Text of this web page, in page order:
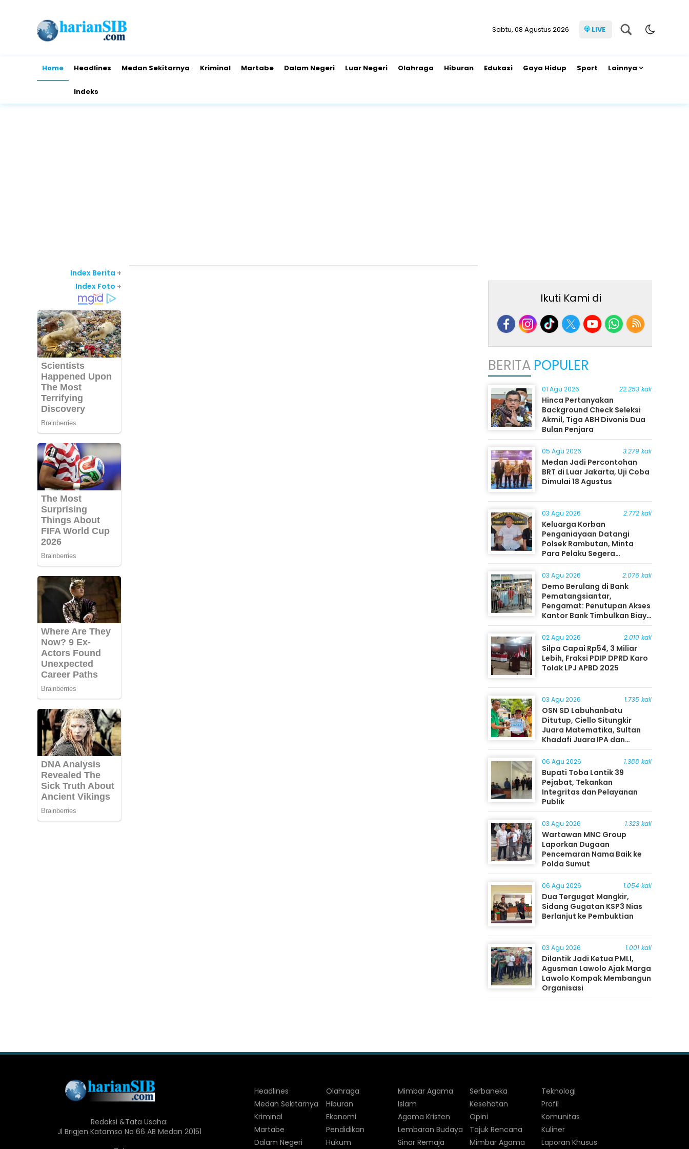
Sabtu, 08 Agustus 2026 LIVE
Home Headlines Medan Sekitarnya Kriminal Martabe Dalam Negeri Luar Negeri Olahraga Hiburan Edukasi Gaya Hidup Sport Lainnya
Indeks
Index Berita +
Index Foto +
Ikuti Kami di
BERITA POPULER
01 Agu 2026 22.253 kali
Hinca Pertanyakan
Background Check Seleksi
Akmil, Tiga ABH Divonis Dua
Bulan Penjara
05 Agu 2026 3.279 kali
Medan Jadi Percontohan
BRT di Luar Jakarta, Uji Coba
Dimulai 18 Agustus
03 Agu 2026 2.772 kali
Keluarga Korban
Penganiayaan Datangi
Polsek Rambutan, Minta
Para Pelaku Segera
Ditangkap
03 Agu 2026 2.076 kali
Demo Berulang di Bank
Pematangsiantar,
Pengamat: Penutupan Akses
Kantor Bank Timbulkan Biaya
Ekonomi bagi Masyarakat
02 Agu 2026 2.010 kali
Silpa Capai Rp54, 3 Miliar
Lebih, Fraksi PDIP DPRD Karo
Tolak LPJ APBD 2025
03 Agu 2026 1.735 kali
OSN SD Labuhanbatu
Ditutup, Ciello Situngkir
Juara Matematika, Sultan
Khadafi Juara IPA dan
Timothy Rangkuti Juara IPS
06 Agu 2026 1.388 kali
Bupati Toba Lantik 39
Pejabat, Tekankan
Integritas dan Pelayanan
Publik
03 Agu 2026 1.323 kali
Wartawan MNC Group
Laporkan Dugaan
Pencemaran Nama Baik ke
Polda Sumut
06 Agu 2026 1.054 kali
Dua Tergugat Mangkir,
Sidang Gugatan KSP3 Nias
Berlanjut ke Pembuktian
03 Agu 2026 1.001 kali
Dilantik Jadi Ketua PMLI,
Agusman Lawolo Ajak Marga
Lawolo Kompak Membangun
Organisasi
Redaksi &Tata Usaha:
Jl Brigjen Katamso No 66 AB Medan 20151
Headlines
Medan Sekitarnya
Kriminal
Martabe
Dalam Negeri
Olahraga
Hiburan
Ekonomi
Pendidikan
Hukum
Mimbar Agama
Islam
Agama Kristen
Lembaran Budaya
Sinar Remaja
Serbaneka
Kesehatan
Opini
Tajuk Rencana
Mimbar Agama
Teknologi
Profil
Komunitas
Kuliner
Laporan Khusus